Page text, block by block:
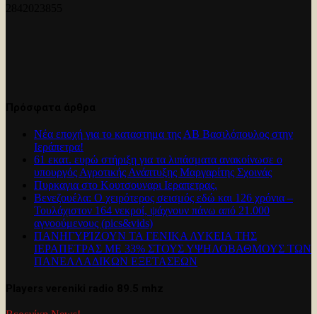
Νέα εποχή για το καταστημα της ΑΒ Βασιλόπουλος στην
Ιεράπετρα!
61 εκατ. ευρώ στήριξη για τα λιπάσματα ανακοίνωσε ο
υπουργός Αγροτικής Ανάπτυξης Μαργαρίτης Σχοινάς
Πυρκαγια στο Κουτσουναρι Ιεραπετρας.
Βενεζουέλα: Ο χειρότερος σεισμός εδώ και 126 χρόνια –
Τουλάχιστον 164 νεκροί, ψάχνουν πάνω από 21.000
αγνοούμενους (pics&vids)
ΠΑΝΗΓΥΡΊΖΟΥΝ ΤΑ ΓΕΝΙΚΑ ΛΥΚΕΙΑ ΤΗΣ
ΙΕΡΑΠΕΤΡΑΣ ΜΕ 33% ΣΤΟΥΣ ΥΨΗΛΟΒΑΘΜΟΥΣ ΤΩΝ
ΠΑΝΕΛΛΑΔΙΚΩΝ ΕΞΕΤΑΣΕΩΝ